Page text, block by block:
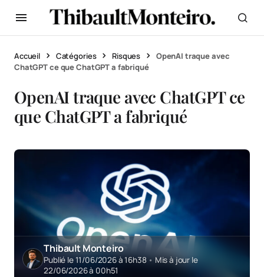
Accueil Catégories Risques
OpenAI traque avec
ChatGPT ce que ChatGPT a fabriqué
OpenAI traque avec ChatGPT ce
que ChatGPT a fabriqué
Thibault Monteiro
Publié le 11/06/2026 à 16h38•Mis à jour le
22/06/2026 à 00h51